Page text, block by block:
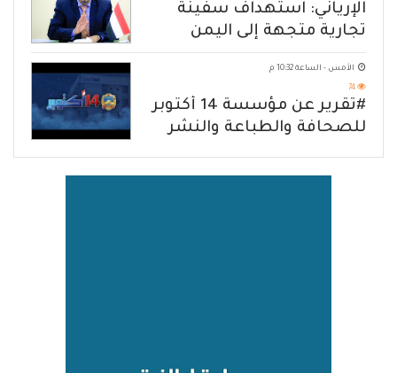
الإرياني: استهداف سفينة
تجارية متجهة إلى اليمن
يكشف حصار الحوثي للشعب
الأمس - الساعة 10:32 م
74
#تقرير عن مؤسسة 14 أكتوبر
للصحافة والطباعة والنشر